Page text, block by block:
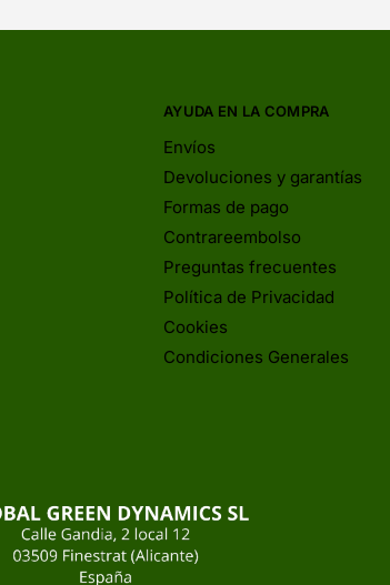
AYUDA EN LA COMPRA
Envíos
Devoluciones y garantías
Formas de pago
Contrareembolso
Preguntas frecuentes
Política de Privacidad
Cookies
Condiciones Generales